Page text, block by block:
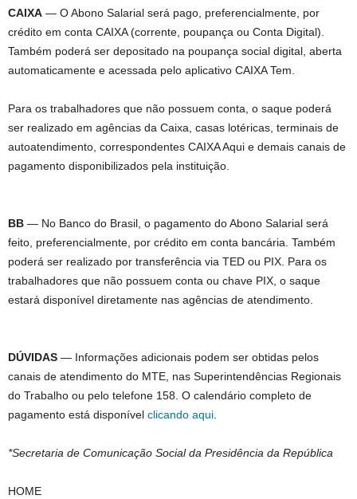
CAIXA — O Abono Salarial será pago, preferencialmente, por
crédito em conta CAIXA (corrente, poupança ou Conta Digital).
Também poderá ser depositado na poupança social digital, aberta
automaticamente e acessada pelo aplicativo CAIXA Tem.
Para os trabalhadores que não possuem conta, o saque poderá
ser realizado em agências da Caixa, casas lotéricas, terminais de
autoatendimento, correspondentes CAIXA Aqui e demais canais de
pagamento disponibilizados pela instituição.
BB — No Banco do Brasil, o pagamento do Abono Salarial será
feito, preferencialmente, por crédito em conta bancária. Também
poderá ser realizado por transferência via TED ou PIX. Para os
trabalhadores que não possuem conta ou chave PIX, o saque
estará disponível diretamente nas agências de atendimento.
DÚVIDAS — Informações adicionais podem ser obtidas pelos
canais de atendimento do MTE, nas Superintendências Regionais
do Trabalho ou pelo telefone 158. O calendário completo de
pagamento está disponível clicando aqui.
*Secretaria de Comunicação Social da Presidência da República
HOME